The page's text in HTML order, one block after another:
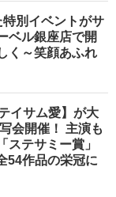
別イベントがサ
ベル銀座店で開
く～笑顔あふれ
イサム愛】が大
会開催！ 主演も
ステサミー賞」
54作品の栄冠に